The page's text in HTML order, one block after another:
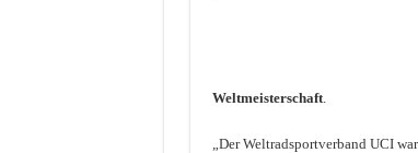
Weltmeisterschaft.
„Der Weltradsportverband UCI